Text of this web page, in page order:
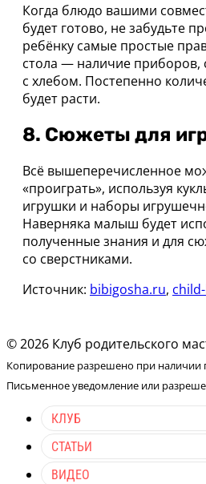
Когда блюдо вашими
будет готово, не забудьте
ребёнку самые простые
стола — наличие приборов,
с хлебом. Постепенно
будет расти.
8. Сюжеты для
Всё вышеперечисленное
«проиграть», используя
игрушки и наборы
Наверняка малыш будет
полученные знания и для
со сверстниками.
Источник: bibigosha.ru,
© 2026 Клуб родительского
Копирование разрешено при наличии
Письменное уведомление или
КЛУБ
СТАТЬИ
ВИДЕО